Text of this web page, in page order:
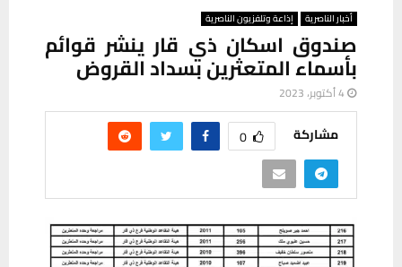
أخبار الناصرية إذاعة وتلفزيون الناصرية
صندوق اسكان ذي قار ينشر قوائم
بأسماء المتعثرين بسداد القروض
4 أكتوبر، 2023
مشاركة 0